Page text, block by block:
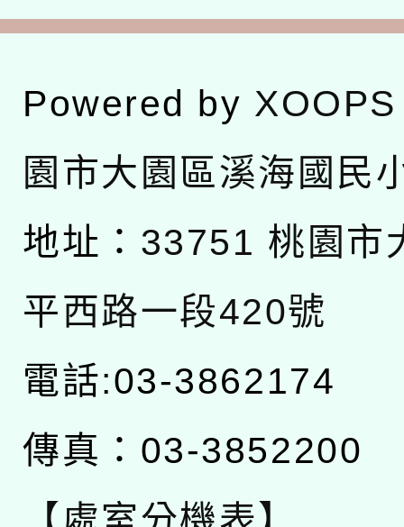
Powered by XOOPS
園市大園區溪海國民
地址： 33751 桃園市
平西路一段420號
電話:03-3862174
傳真：03-3852200